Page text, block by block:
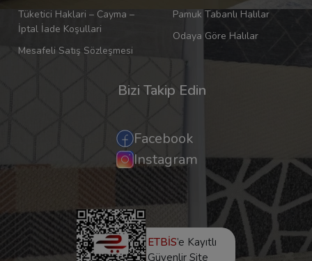
Tüketici Haklari – Cayma –
İptal İade Koşullari
Mesafeli Satış Sözleşmesi
Pamuk Tabanlı Halılar
Odaya Göre Halılar
Bizi Takip Edin
Facebook
Instagram
ETBİS’e Kayıtlı
Güvenlir Site